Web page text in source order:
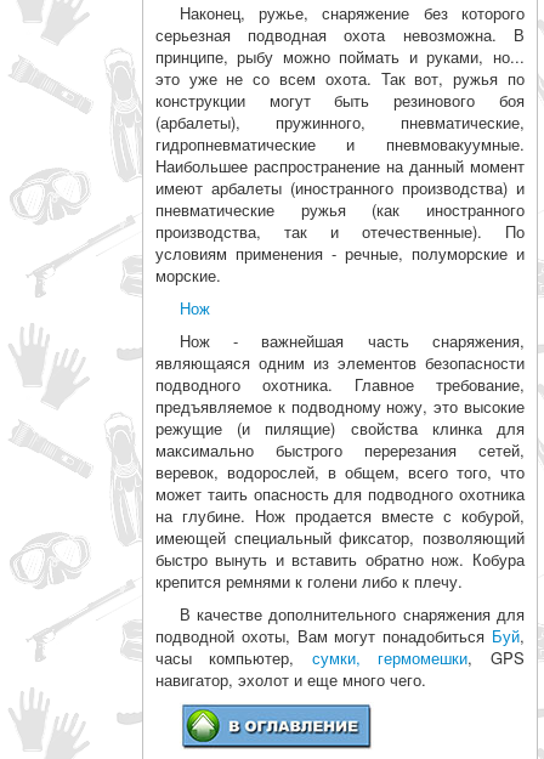
Наконец, ружье, снаряжение без которого
серьезная подводная охота невозможна. В
принципе, рыбу можно поймать и руками, но...
это уже не со всем охота. Так вот, ружья по
конструкции могут быть резинового боя
(арбалеты), пружинного, пневматические,
гидропневматические и пневмовакуумные.
Наибольшее распространение на данный момент
имеют арбалеты (иностранного производства) и
пневматические ружья (как ино­странного
производства, так и отечественные). По
условиям применения - речные, полуморские и
морские.
Нож
Нож - важнейшая часть снаряжения,
являющаяся одним из элементов безопасности
подводного охотника. Главное требование,
предъявляемое к подводному ножу, это высокие
режущие (и пилящие) свойства клинка для
максимально быстро­го перерезания сетей,
веревок, водорослей, в общем, всего того, что
может таить опасность для подводного охотника
на глубине. Нож продается вместе с кобурой,
имеющей специальный фиксатор, позво­ляющий
быстро вынуть и вставить обратно нож. Кобура
крепится ремнями к голени либо к плечу.
В качестве дополнительного снаряжения для
подводной охоты, Вам могут понадобиться Буй,
часы компьютер, сумки, гермомешки, GPS
навигатор, эхолот и еще много чего.